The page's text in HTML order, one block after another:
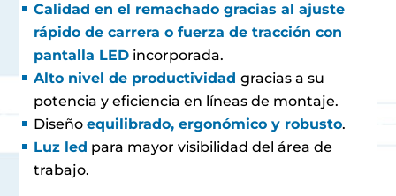
Calidad en el remachado gracias al ajuste
rápido de carrera o fuerza de tracción con
pantalla LED incorporada.
Alto nivel de productividadgracias a su
potencia y eficiencia en líneas de montaje.
Diseñoequilibrado, ergonómico y robusto.
Luz led para mayor visibilidad del área de
trabajo.